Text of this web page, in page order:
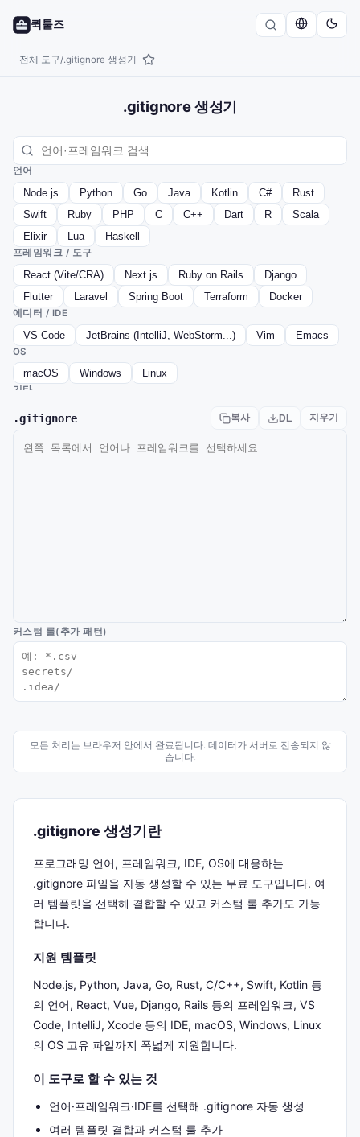
퀵툴즈
전체 도구/.gitignore 생성기
.gitignore 생성기
언어
Node.js Python Go Java Kotlin C#
Rust
Swift
Ruby PHP C C++ Dart R
Scala
Elixir
Lua Haskell
프레임워크 / 도구
React (Vite/CRA) Next.js Ruby on Rails
Django
Flutter
Laravel Spring Boot Terraform Docker
에디터 / IDE
VS Code JetBrains (IntelliJ, WebStorm...) Vim Emacs
OS
macOS Windows Linux
기타
Unity
.gitignore 복사 DL 지우기
커스텀 룰(추가 패턴)
모든 처리는 브라우저 안에서 완료됩니다. 데이터가 서버로 전송되지 않
습니다.
.gitignore 생성기란
프로그래밍 언어, 프레임워크, IDE, OS에 대응하는
.gitignore 파일을 자동 생성할 수 있는 무료 도구입니다. 여
러 템플릿을 선택해 결합할 수 있고 커스텀 룰 추가도 가능
합니다.
지원 템플릿
Node.js, Python, Java, Go, Rust, C/C++, Swift, Kotlin 등
의 언어, React, Vue, Django, Rails 등의 프레임워크, VS
Code, IntelliJ, Xcode 등의 IDE, macOS, Windows, Linux
의 OS 고유 파일까지 폭넓게 지원합니다.
이 도구로 할 수 있는 것
언어·프레임워크·IDE를 선택해 .gitignore 자동 생성
여러 템플릿 결합과 커스텀 룰 추가